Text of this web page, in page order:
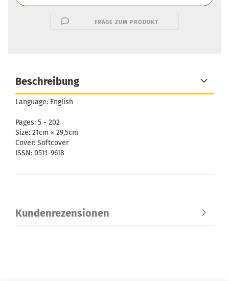
FRAGE ZUM PRODUKT
Beschreibung
Language: English
Pages: 5 - 202
Size: 21cm × 29,5cm
Cover: Softcover
ISSN: 0511-9618
Kundenrezensionen